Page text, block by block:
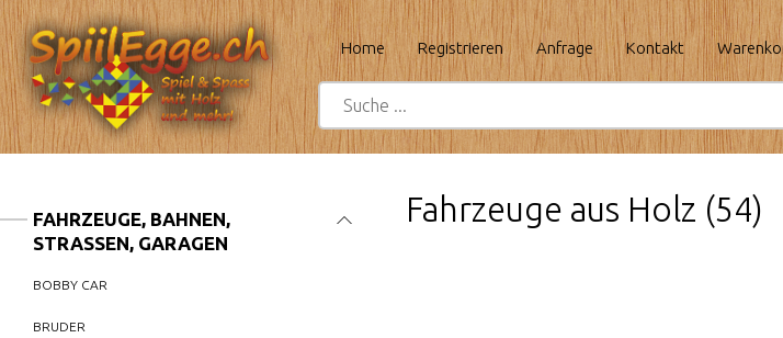
Home Registrieren Anfrage Kontakt
FAHRZEUGE, BAHNEN,
STRASSEN, GARAGEN
BOBBY CAR
BRUDER
Fahrzeuge aus Holz (54)